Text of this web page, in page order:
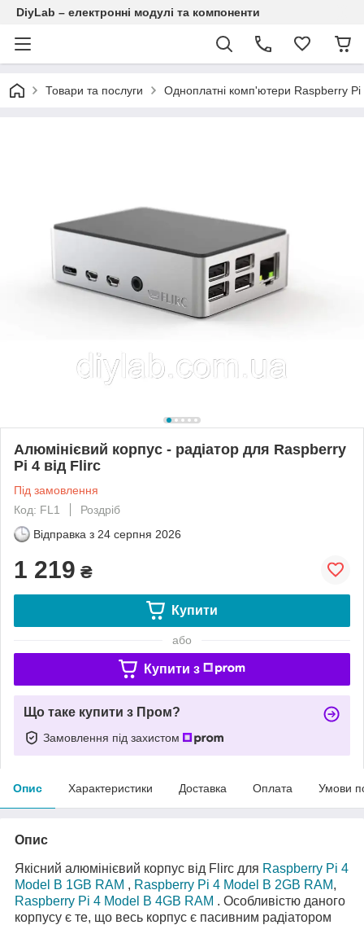
DiyLab – електронні модулі та компоненти
Товари та послуги Одноплатні комп'ютери Raspberry Pi
Алюмінієвий корпус - радіатор для Raspberry
Pi 4 від Flirc
Під замовлення
Код: FL1
Роздріб
Відправка з 24 серпня 2026
1 219 ₴
Купити
або
Купити з
Що таке купити з Пром?
Замовлення під захистом
Опис Характеристики Доставка Оплата Умови
Опис
Якісний алюмінієвий корпус від Flirc для Raspberry Pi 4
Model B 1GB RAM , Raspberry Pi 4 Model B 2GB RAM,
Raspberry Pi 4 Model B 4GB RAM . Особливістю даного
корпусу є те, що весь корпус є пасивним радіатором